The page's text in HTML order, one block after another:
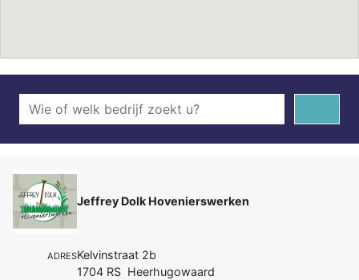
Jeffrey Dolk Hovenierswerken
ADRESKelvinstraat 2b
1704 RS Heerhugowaard